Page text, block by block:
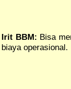
Irit BBM: Bisa
biaya operasional.